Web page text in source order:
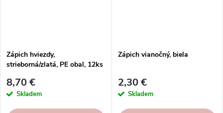
Zápich hviezdy,
strieborná/zlatá, PE obal, 12ks
8,70 €
Skladem
Zápich vianočný, biela
2,30 €
Skladem